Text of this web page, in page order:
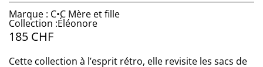
Marque : C•C Mère et fille
Collection :Éléonore
185 CHF
Cette collection à l’esprit rétro, elle revisite les sacs de